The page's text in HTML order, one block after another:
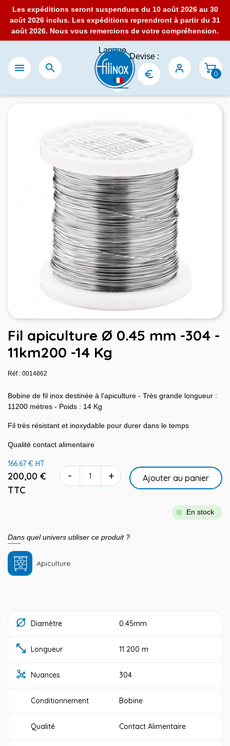
Les expéditions seront suspendues du 10 août 2026 au 30
août 2026 inclus. Les expéditions reprendront à partir du 31
août 2026. Nous vous remercions de votre compréhension.
 
Langue
:
Devise :
0
Fil apiculture Ø 0.45 mm -304 -
11km200 -14 Kg
Réf : 0014862
Bobine de fil inox destinée à l'apiculture - Très grande longueur :
11200 mètres - Poids : 14 Kg
Fil très résistant et inoxydable pour durer dans le temps
Qualité contact alimentaire
166.67 € HT
200,00 €
TTC
- + Ajouter au panier
En stock
Dans quel univers utiliser ce produit ?
Apiculture
Diamètre 0.45mm
Longueur 11 200 m
Nuances 304
Conditionnement Bobine
Qualité Contact Alimentaire